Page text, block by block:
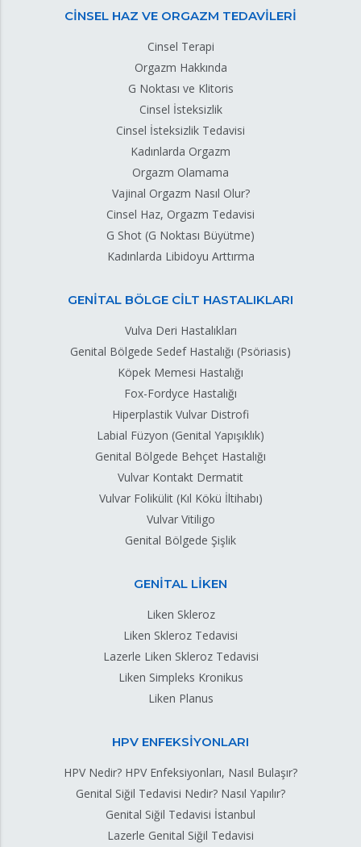
CİNSEL HAZ VE ORGAZM TEDAVİLERİ
Cinsel Terapi
Orgazm Hakkında
G Noktası ve Klitoris
Cinsel İsteksizlik
Cinsel İsteksizlik Tedavisi
Kadınlarda Orgazm
Orgazm Olamama
Vajinal Orgazm Nasıl Olur?
Cinsel Haz, Orgazm Tedavisi
G Shot (G Noktası Büyütme)
Kadınlarda Libidoyu Arttırma
GENİTAL BÖLGE CİLT HASTALIKLARI
Vulva Deri Hastalıkları
Genital Bölgede Sedef Hastalığı (Psöriasis)
Köpek Memesi Hastalığı
Fox-Fordyce Hastalığı
Hiperplastik Vulvar Distrofi
Labial Füzyon (Genital Yapışıklık)
Genital Bölgede Behçet Hastalığı
Vulvar Kontakt Dermatit
Vulvar Folikülit (Kıl Kökü İltihabı)
Vulvar Vitiligo
Genital Bölgede Şişlik
GENİTAL LİKEN
Liken Skleroz
Liken Skleroz Tedavisi
Lazerle Liken Skleroz Tedavisi
Liken Simpleks Kronikus
Liken Planus
HPV ENFEKSİYONLARI
HPV Nedir? HPV Enfeksiyonları, Nasıl Bulaşır?
Genital Siğil Tedavisi Nedir? Nasıl Yapılır?
Genital Siğil Tedavisi İstanbul
Lazerle Genital Siğil Tedavisi